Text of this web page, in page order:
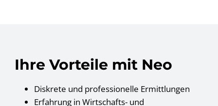
Ihre Vorteile mit Neo
Diskrete und professionelle Ermittlungen
Erfahrung in Wirtschafts- und